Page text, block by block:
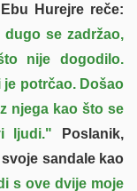
Ebu Hurejre reče:
se zadržao,
nije dogodilo.
je potrčao. Došao
njega kao što se
ljudi." Poslanik,
sandale kao
s ove dvije moje